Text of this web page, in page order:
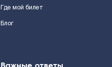
Где мой билет
Блог